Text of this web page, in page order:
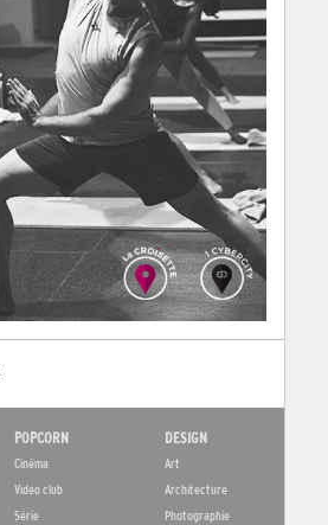
POPCORN
Cinéma
Video club
Série
DESIGN
Art
Architecture
Photographie